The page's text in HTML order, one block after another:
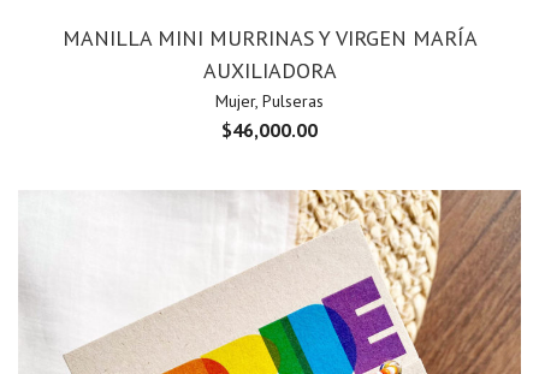
MANILLA MINI MURRINAS Y VIRGEN MARÍA
AUXILIADORA
Mujer, Pulseras
$46,000.00